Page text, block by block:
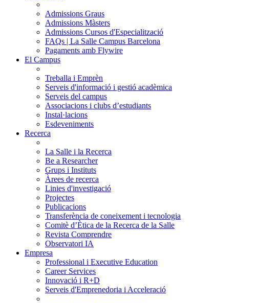
Admissions Graus
Admissions Màsters
Admissions Cursos d'Especialització
FAQs | La Salle Campus Barcelona
Pagaments amb Flywire
El Campus
Treballa i Emprèn
Serveis d'informació i gestió acadèmica
Serveis del campus
Associacions i clubs d’estudiants
Instal·lacions
Esdeveniments
Recerca
La Salle i la Recerca
Be a Researcher
Grups i Instituts
Àrees de recerca
Linies d'investigació
Projectes
Publicacions
Transferència de coneixement i tecnologia
Comitè d’Ètica de la Recerca de la Salle
Revista Comprendre
Observatori IA
Empresa
Professional i Executive Education
Career Services
Innovació i R+D
Serveis d'Emprenedoria i Acceleració